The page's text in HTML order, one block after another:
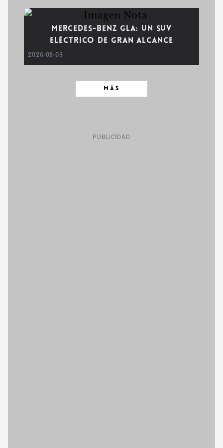
Mercedes-Benz GLA: un SUV
eléctrico de gran alcance
2026-08-03
MÁS
PUBLICIDAD